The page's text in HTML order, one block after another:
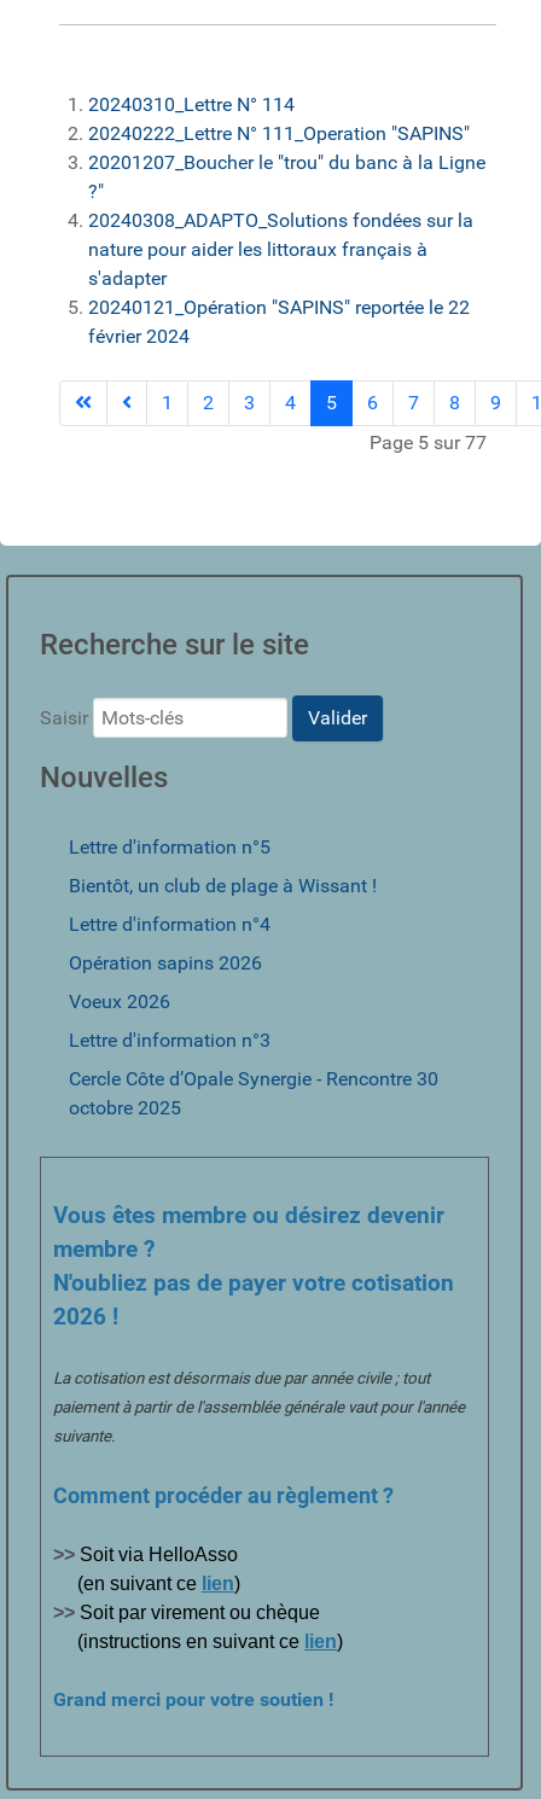
20240310_Lettre N° 114
20240222_Lettre N° 111_Operation "SAPINS"
20201207_Boucher le "trou" du banc à la Ligne
?"
20240308_ADAPTO_Solutions fondées sur la
nature pour aider les littoraux français à
s'adapter
20240121_Opération "SAPINS" reportée le 22
février 2024
Page 5 sur 77
1 2 3 4 5 6 7 8 9
Recherche sur le site
Saisir Valider
Nouvelles
Lettre d'information n°5
Bientôt, un club de plage à Wissant !
Lettre d'information n°4
Opération sapins 2026
Voeux 2026
Lettre d'information n°3
Cercle Côte d’Opale Synergie - Rencontre 30
octobre 2025
Vous êtes membre ou désirez devenir
membre ?
N'oubliez pas de payer votre cotisation
2026 !
La cotisation est désormais due par année civile ; tout
paiement à partir de l'assemblée générale vaut pour l'année
suivante.
Comment procéder au règlement ?
>> Soit via HelloAsso
(en suivant ce lien)
>> Soit par virement ou chèque
(instructions en suivant ce lien)
Grand merci pour votre soutien !